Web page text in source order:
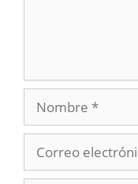
electrónico